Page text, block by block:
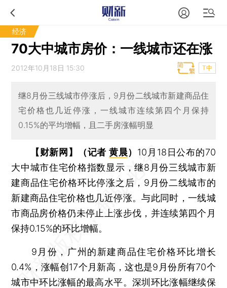
经济
70大中城市房价：一线城市还在涨
2012年10月18日 15:30 T中
继8月份三线城市停涨后，9月份二线城市新建商品住
宅价格也几近停涨，一线城市连续第四个月保持
0.15%的平均增幅，且二手房涨幅明显
【财新网】（记者 黄晨） 10月18日公布的70
大中城市住宅价格指数显示，继8月份三线城市新
建商品住宅价格环比停涨之后，9月份二线城市的
新建商品住宅价格也几近停涨。与此同时，一线城
市商品房价格仍未停止上涨步伐，并连续第四个月
保持0.15%的环比增幅。
9月份，广州的新建商品住宅价格环比增长
0.4%，涨幅创17个月新高，这也是9月份所有70个
城市中环比涨幅的最高水平。深圳环比涨幅继续保